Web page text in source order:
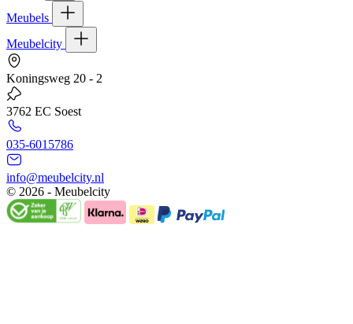
Meubels
Meubelcity
Koningsweg 20 - 2
3762 EC Soest
035-6015786
info@meubelcity.nl
© 2026 - Meubelcity